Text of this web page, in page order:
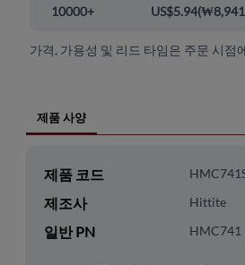
10000+ US$5.94(₩8,941
가격, 가용성 및 리드 타임은 주문 시점
제품 사양
제품 코드
제조사 Hittite
일반 PN HMC741